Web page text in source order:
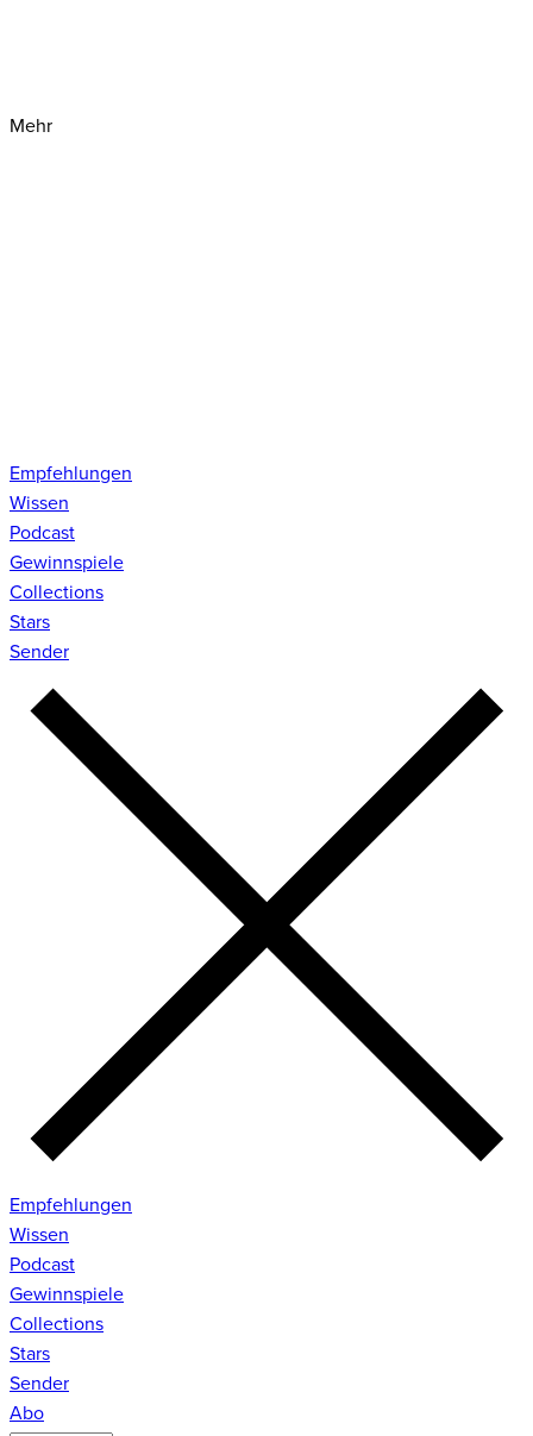
Mehr
Empfehlungen
Wissen
Podcast
Gewinnspiele
Collections
Stars
Sender
Empfehlungen
Wissen
Podcast
Gewinnspiele
Collections
Stars
Sender
Abo